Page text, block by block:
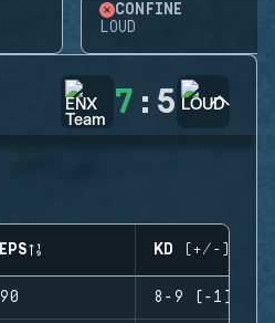
CONFINE
LOUD
7 : 5
EPS KD (+/-)
90 8-9 (-1)